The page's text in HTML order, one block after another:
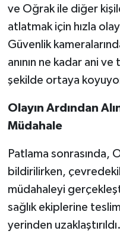
ve Oğrak ile diğer
atlatmak için hızla
Güvenlik
anının ne kadar ani
şekilde ortaya
Olayın Ardından
Müdahale
Patlama sonrasında,
bildirilirken,
müdahaleyi
sağlık ekiplerine
yerinden